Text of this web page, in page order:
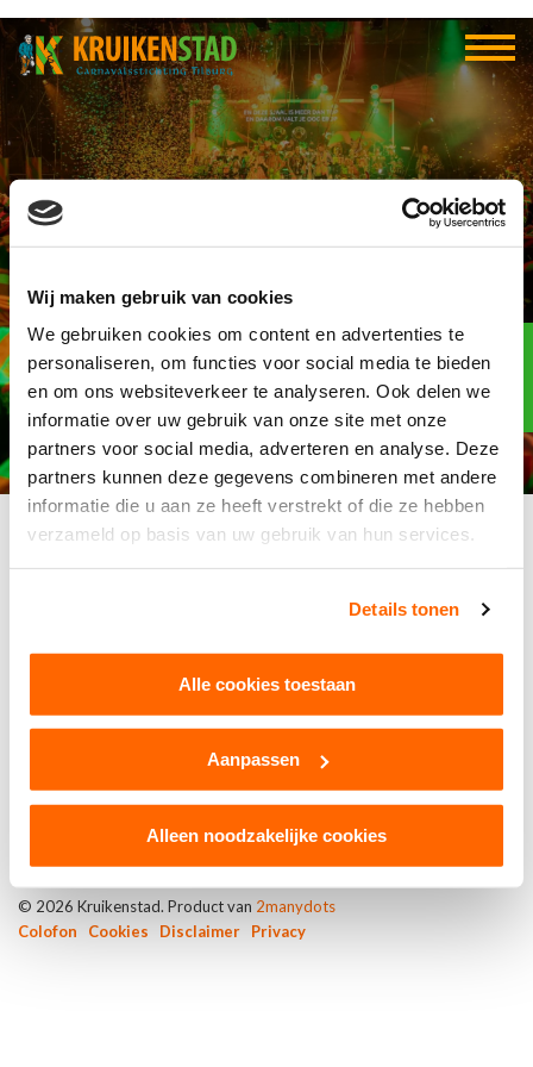
Wij maken gebruik van cookies
We gebruiken cookies om content en advertenties te
personaliseren, om functies voor social media te bieden
en om ons websiteverkeer te analyseren. Ook delen we
informatie over uw gebruik van onze site met onze
partners voor social media, adverteren en analyse. Deze
partners kunnen deze gegevens combineren met andere
informatie die u aan ze heeft verstrekt of die ze hebben
verzameld op basis van uw gebruik van hun services.
Details tonen
Alle cookies toestaan
Aanpassen
Alleen noodzakelijke cookies
CV nog intje meej d’n
jas oan
Sinds 2019
Elf-elf
over
96
© 2026 Kruikenstad. Product van 2manydots
Colofon
Cookies Disclaimer Privacy